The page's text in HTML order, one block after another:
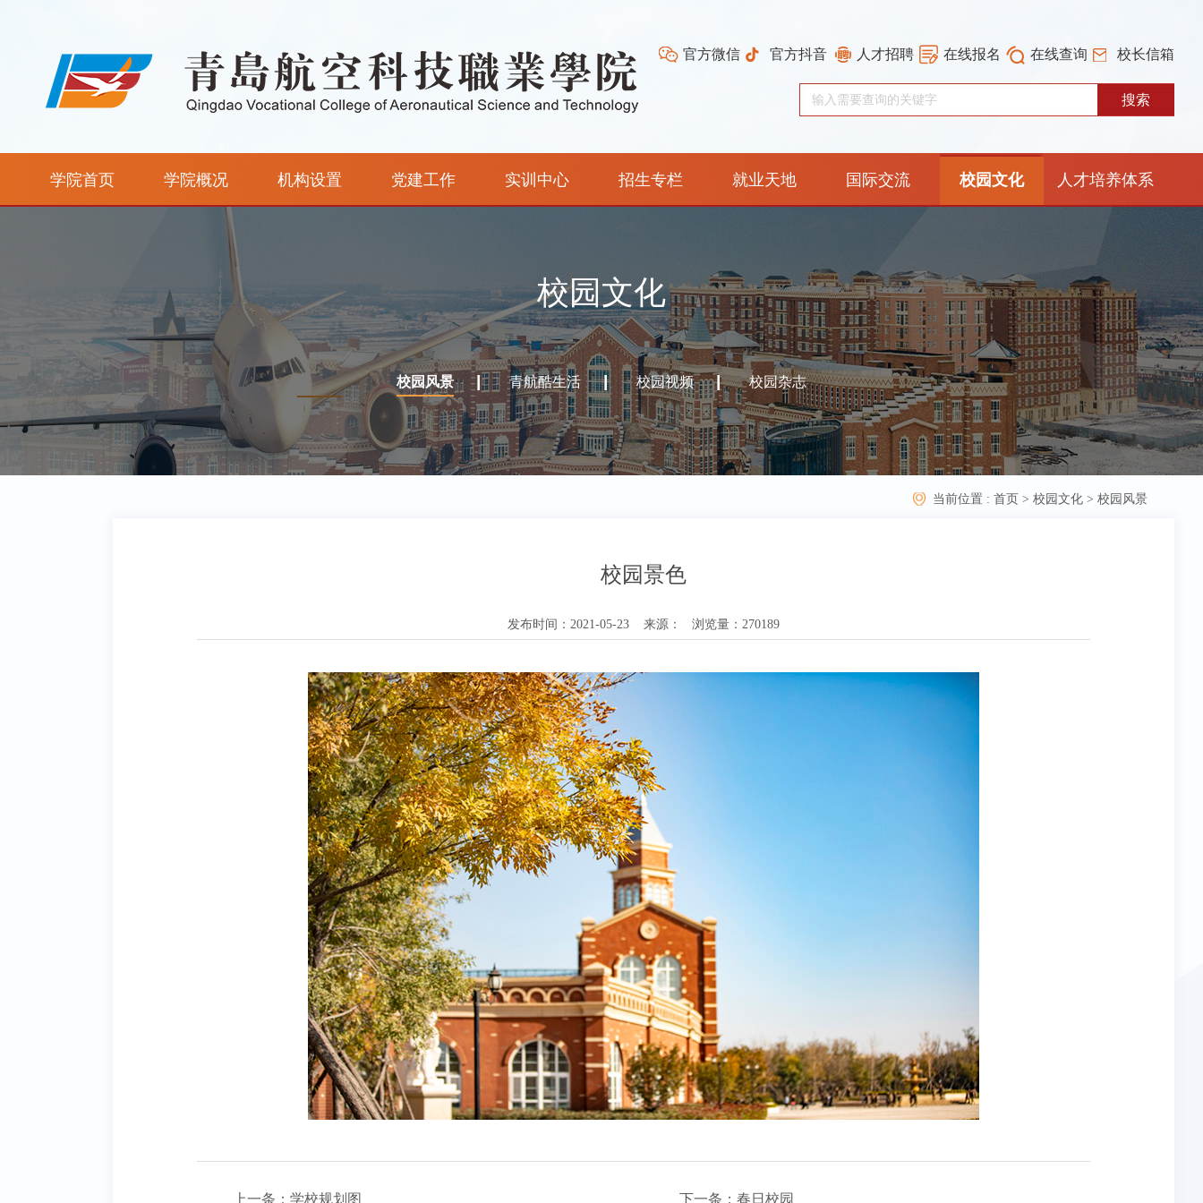
校长信箱
在线查询
在线报名
人才招聘
官方抖音
官方微信
学院首页 学院概况 机构设置 党建工作 实训中心 招生专栏 就业天地 国际交流 校园文化 人才培养体系
校园文化
校园风景 青航酷生活 校园视频 校园杂志
当前位置 : 首页 > 校园文化> 校园风景
校园景色
发布时间：2021-05-23 来源： 浏览量：270189
上一条： 学校规划图 下一条： 春日校园